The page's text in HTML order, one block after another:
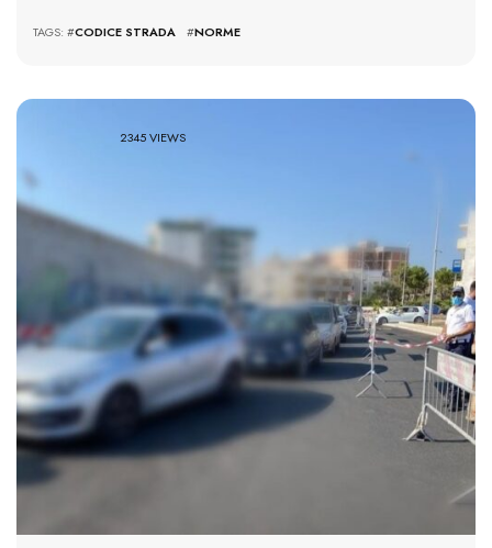
TAGS: #CODICE STRADA #NORME
2345 VIEWS